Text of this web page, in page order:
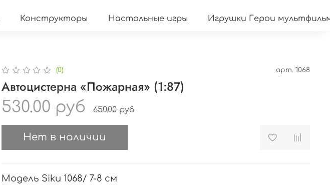
Конструкторы Настольные игры Игрушки Герои
(0) арт. 1068
Автоцистерна «Пожарная» (1:87)
530.00 руб
650.00 руб
Нет в наличии
Модель Siku 1068/ 7-8 см